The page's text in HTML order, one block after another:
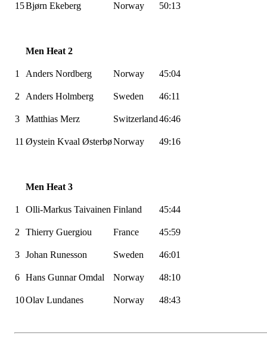
15Bjørn Ekeberg Norway 50:13
Men Heat 2
1 Anders Nordberg Norway 45:04
2 Anders Holmberg Sweden 46:11
3 Matthias Merz Switzerland46:46
11 Øystein Kvaal ØsterbøNorway 49:16
Men Heat 3
1 Olli-Markus Taivainen Finland 45:44
2 Thierry Guergiou France 45:59
3 Johan Runesson Sweden 46:01
6 Hans Gunnar Omdal Norway 48:10
10Olav Lundanes Norway 48:43